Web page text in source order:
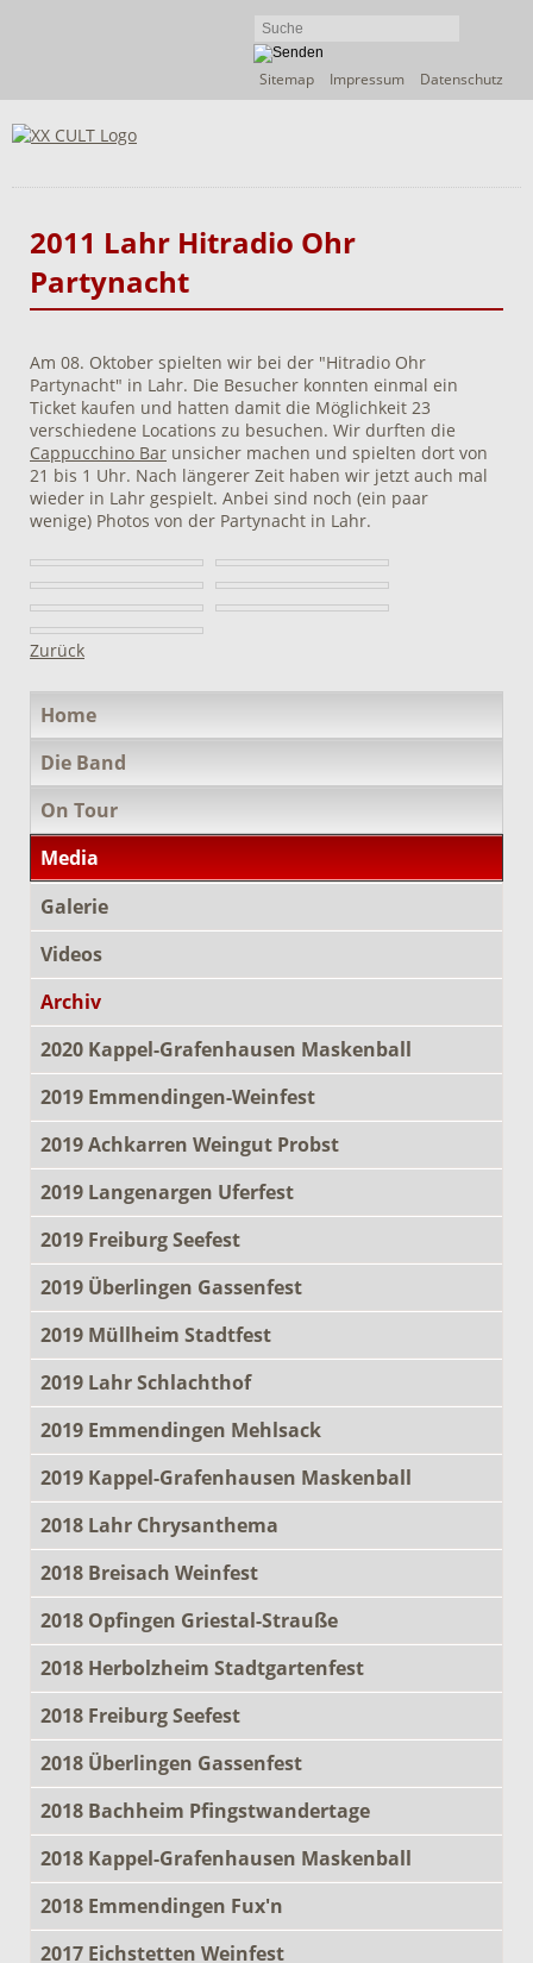
Navigation
Sitemap Impressum Datenschutz
2011 Lahr Hitradio Ohr
Partynacht
Am 08. Oktober spielten wir bei der "Hitradio Ohr
Partynacht" in Lahr. Die Besucher konnten einmal ein
Ticket kaufen und hatten damit die Möglichkeit 23
verschiedene Locations zu besuchen. Wir durften die
Cappucchino Bar unsicher machen und spielten dort von
21 bis 1 Uhr. Nach längerer Zeit haben wir jetzt auch mal
wieder in Lahr gespielt. Anbei sind noch (ein paar
wenige) Photos von der Partynacht in Lahr.
Zurück
überspringen
Home
Die Band
On Tour
Media
Galerie
Videos
Archiv
2020 Kappel-Grafenhausen Maskenball
2019 Emmendingen-Weinfest
2019 Achkarren Weingut Probst
2019 Langenargen Uferfest
2019 Freiburg Seefest
2019 Überlingen Gassenfest
2019 Müllheim Stadtfest
2019 Lahr Schlachthof
2019 Emmendingen Mehlsack
2019 Kappel-Grafenhausen Maskenball
2018 Lahr Chrysanthema
2018 Breisach Weinfest
2018 Opfingen Griestal-Strauße
2018 Herbolzheim Stadtgartenfest
2018 Freiburg Seefest
2018 Überlingen Gassenfest
2018 Bachheim Pfingstwandertage
2018 Kappel-Grafenhausen Maskenball
2018 Emmendingen Fux'n
2017 Eichstetten Weinfest